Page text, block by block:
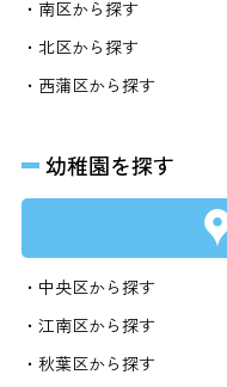
・南区から探す
・北区から探す
・西蒲区から探す
幼稚園を探す
・中央区から探す
・江南区から探す
・秋葉区から探す